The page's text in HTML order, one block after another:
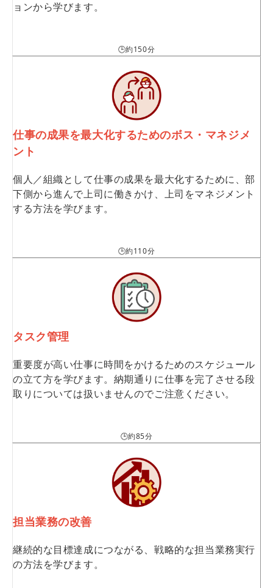
ョンから学びます。
🕒約150分
仕事の成果を最大化するためのボス・マネジメ
ント
個人／組織として仕事の成果を最大化するために、部
下側から進んで上司に働きかけ、上司をマネジメント
する方法を学びます。
🕒約110分
タスク管理
重要度が高い仕事に時間をかけるためのスケジュール
の立て方を学びます。納期通りに仕事を完了させる段
取りについては扱いませんのでご注意ください。
🕒約85分
担当業務の改善
継続的な目標達成につながる、戦略的な担当業務実行
の方法を学びます。